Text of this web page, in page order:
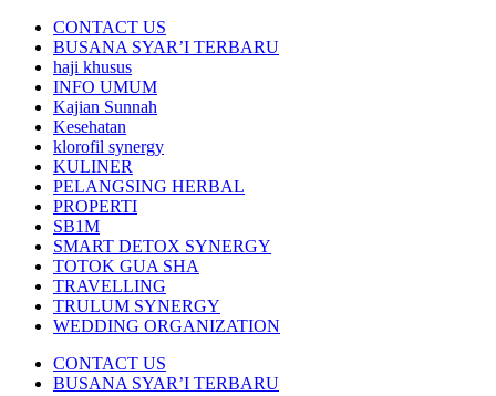
CONTACT US
BUSANA SYAR’I TERBARU
haji khusus
INFO UMUM
Kajian Sunnah
Kesehatan
klorofil synergy
KULINER
PELANGSING HERBAL
PROPERTI
SB1M
SMART DETOX SYNERGY
TOTOK GUA SHA
TRAVELLING
TRULUM SYNERGY
WEDDING ORGANIZATION
CONTACT US
BUSANA SYAR’I TERBARU